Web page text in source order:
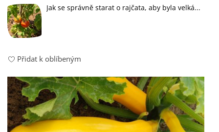
Jak se správně starat o rajčata, aby byla velká...
Přidat k oblíbeným